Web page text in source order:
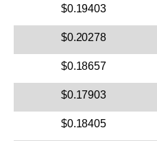
$0.19403
$0.20278
$0.18657
$0.17903
$0.18405